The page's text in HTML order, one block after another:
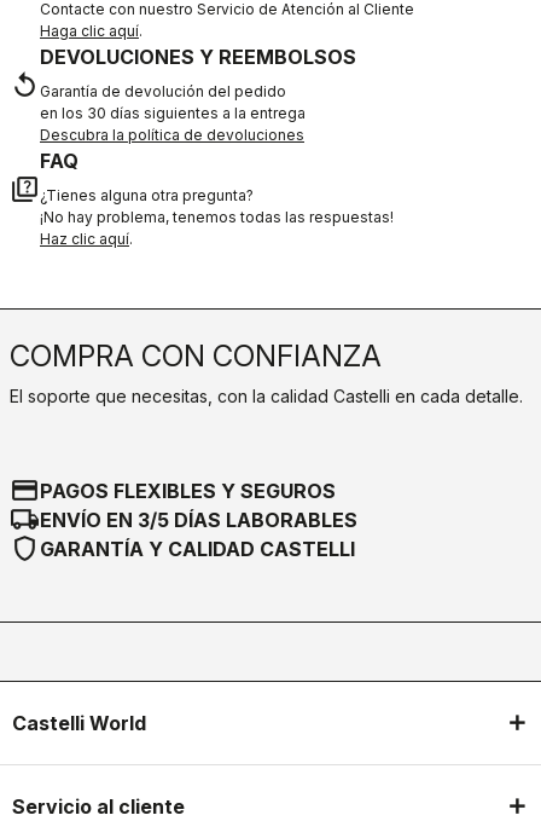
Contacte con nuestro Servicio de Atención al Cliente
Haga clic aquí.
replay
DEVOLUCIONES Y REEMBOLSOS
Garantía de devolución del pedido
en los 30 días siguientes a la entrega
Descubra la política de devoluciones
quiz
FAQ
¿Tienes alguna otra pregunta?
¡No hay problema, tenemos todas las respuestas!
Haz clic aquí.
COMPRA CON CONFIANZA
El soporte que necesitas, con la calidad Castelli en cada detalle.
credit_cardPAGOS FLEXIBLES Y SEGUROS
local_shippingENVÍO EN 3/5 DÍAS LABORABLES
shield GARANTÍA Y CALIDAD CASTELLI
Castelli World
Servicio al cliente